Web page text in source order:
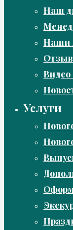
Наш
Наши
Услуги